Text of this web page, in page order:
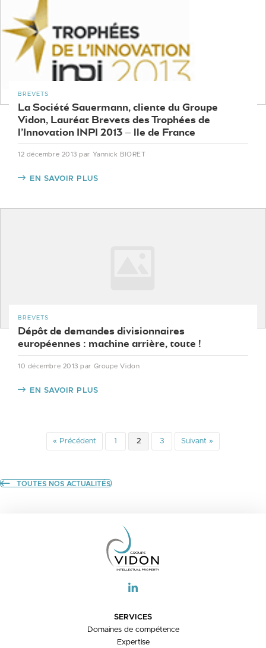
BREVETS
La Société Sauermann, cliente du Groupe
Vidon, Lauréat Brevets des Trophées de
l’Innovation INPI 2013 – lle de France
12 décembre 2013 par Yannick BIORET
EN SAVOIR PLUS
BREVETS
Dépôt de demandes divisionnaires
européennes : machine arrière, toute !
10 décembre 2013 par Groupe Vidon
EN SAVOIR PLUS
« Précédent 1 2 3 Suivant »
TOUTES NOS ACTUALITÉS
SERVICES
Domaines de compétence
Expertise